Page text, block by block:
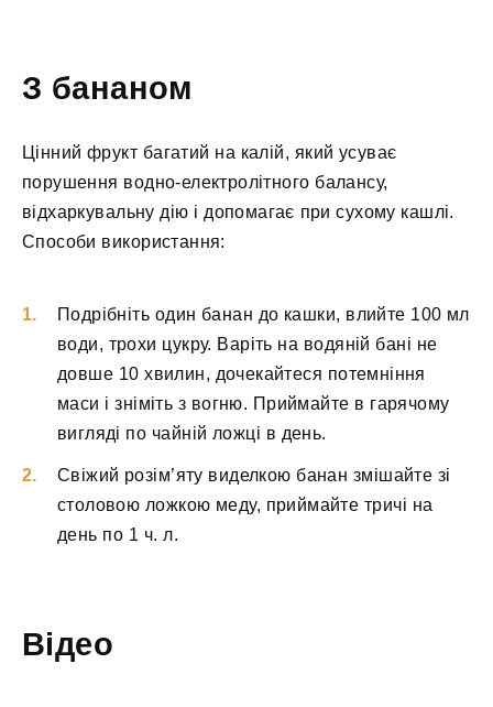
З бананом
Цінний фрукт багатий на калій, який усуває
порушення водно-електролітного балансу,
відхаркувальну дію і допомагає при сухому кашлі.
Способи використання:
Подрібніть один банан до кашки, влийте 100 мл
води, трохи цукру. Варіть на водяній бані не
довше 10 хвилин, дочекайтеся потемніння
маси і зніміть з вогню. Приймайте в гарячому
вигляді по чайній ложці в день.
Свіжий розім’яту виделкою банан змішайте зі
столовою ложкою меду, приймайте тричі на
день по 1 ч. л.
Відео